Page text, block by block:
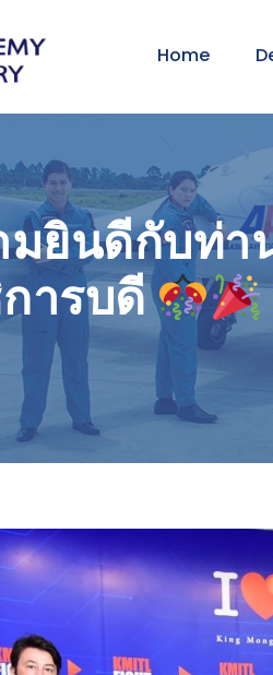
Home
ยินดีกับท่า
ารบดี